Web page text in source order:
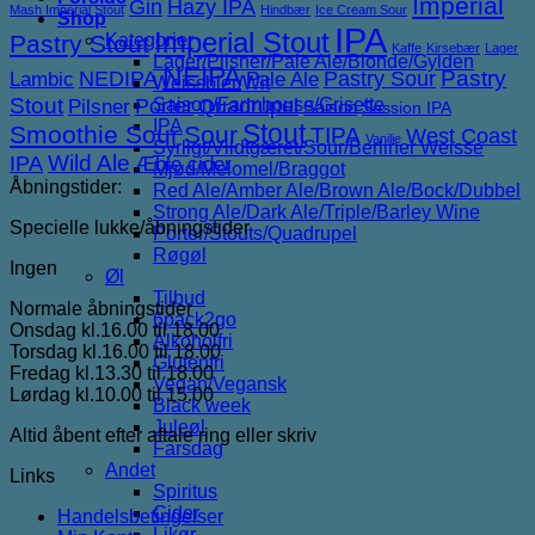
Shop
Kategorier
Lager/Pilsner/Pale Ale/Blonde/Gylden
Weissbier/Wit
Saison/Farmhouse/Grisette
IPA
Syrligt/Vildtgæret/Sour/Berliner Weisse
Mjød/Melomel/Braggot
Red Ale/Amber Ale/Brown Ale/Bock/Dubbel
Strong Ale/Dark Ale/Triple/Barley Wine
Porter/Stouts/Quadrupel
Røgøl
Øl
Tilbud
6pack2go
Alkoholfri
Glutenfri
Vegan/Vegansk
Black week
Juleøl
Farsdag
Andet
Spiritus
Cider
Mash Imperial Stout Gin Hazy IPA Hindbær Ice Cream Sour
Pastry Stout Imperial Stout IPA Kaffe Kirsebær Lager
Lambic NEDIPANEIPA Pale Ale Pastry SourPastry
Stout Pilsner Porter Quadrupel Saison Session IPA
Smoothie SourSourStoutTIPA Vanilje West Coast
IPAWild Ale Æble cider
Åbningstider:
Specielle lukke/åbningstider
Ingen
Normale åbningstider
Onsdag kl.16.00 til 18.00
Torsdag kl.16.00 til 18.00
Fredag kl.13.30 til 18.00
Lørdag kl.10.00 til 15.00
Altid åbent efter aftale ring eller skriv
Links
Handelsbetingelser